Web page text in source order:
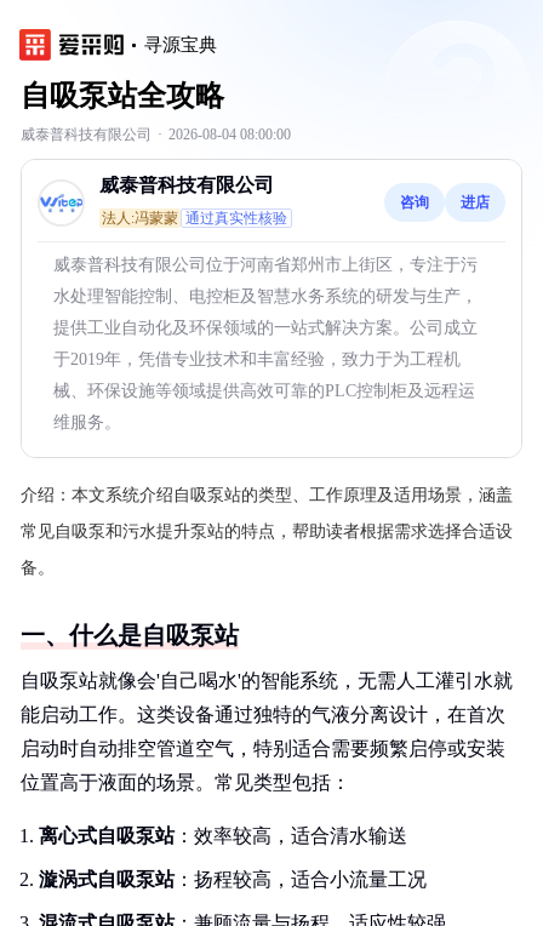
寻源宝典
自吸泵站全攻略
威泰普科技有限公司 · 2026-08-04 08:00:00
威泰普科技有限公司
法人:冯蒙蒙 通过真实性核验
咨询 进店
威泰普科技有限公司位于河南省郑州市上街区，专注于污
水处理智能控制、电控柜及智慧水务系统的研发与生产，
提供工业自动化及环保领域的一站式解决方案。公司成立
于2019年，凭借专业技术和丰富经验，致力于为工程机
械、环保设施等领域提供高效可靠的PLC控制柜及远程运
维服务。
介绍： 本文系统介绍自吸泵站的类型、工作原理及适用场景，涵盖
常见自吸泵和污水提升泵站的特点，帮助读者根据需求选择合适设
备。
一、什么是自吸泵站
自吸泵站就像会'自己喝水'的智能系统，无需人工灌引水就
能启动工作。这类设备通过独特的气液分离设计，在首次
启动时自动排空管道空气，特别适合需要频繁启停或安装
位置高于液面的场景。常见类型包括：
离心式自吸泵站：效率较高，适合清水输送
漩涡式自吸泵站：扬程较高，适合小流量工况